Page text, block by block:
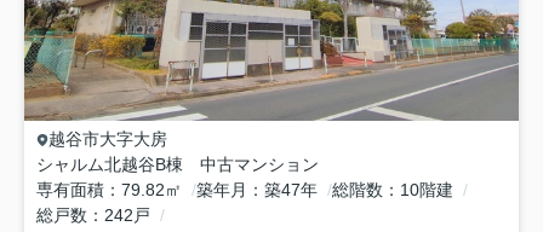
越谷市大字大房
シャルム北越谷B棟 中古マンション
専有面積
79.82㎡ 築年月 築47年 総階数
10階建
総戸数
242戸